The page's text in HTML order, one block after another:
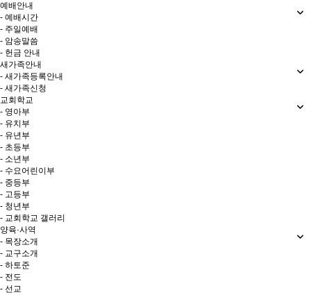
예배안내
- 예배시간
- 주일예배
- 암송말씀
- 헌금 안내
새가족안내
- 새가족등록안내
- 새가족신청
교회학교
- 영아부
- 유치부
- 유년부
- 초등부
- 소년부
- 수요어린이부
- 중등부
- 고등부
- 청년부
- 교회학교 갤러리
양육·사역
- 목장소개
- 교구소개
- 하토준
- 전도
- 선교